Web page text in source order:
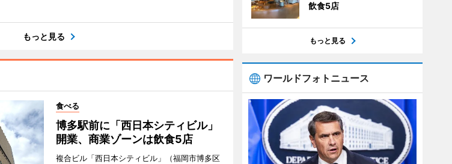
もっと見る
食べる
博多駅前に「西日本シティビル」
開業、商業ゾーンは飲食5店
複合ビル「西日本シティビル」（福岡市博多区
飲食5店
もっと見る
ワールドフォトニュース